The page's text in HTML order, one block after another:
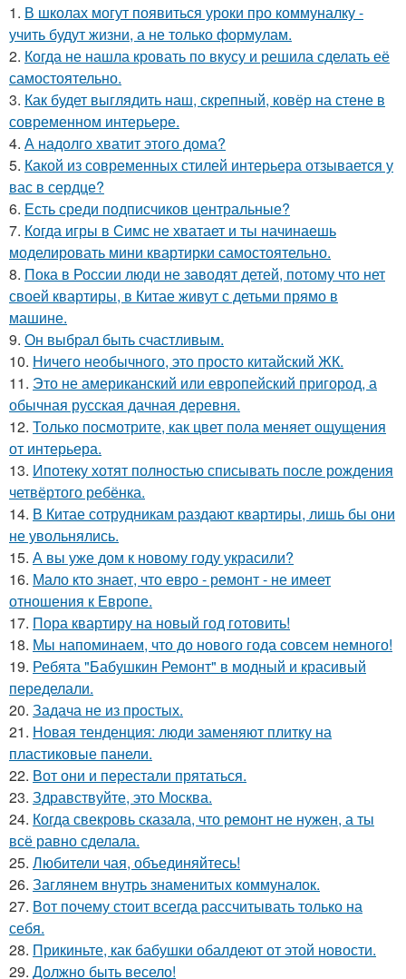
1. В школах могут появиться уроки про коммуналку -
учить будут жизни, а не только формулам.
2. Когда не нашла кровать по вкусу и решила сделать её
самостоятельно.
3. Как будет выглядить наш, скрепный, ковёр на стене в
современном интерьере.
4. А надолго хватит этого дома?
5. Какой из современных стилей интерьера отзывается у
вас в сердце?
6. Есть среди подписчиков центральные?
7. Когда игры в Симс не хватает и ты начинаешь
моделировать мини квартирки самостоятельно.
8. Пока в России люди не заводят детей, потому что нет
своей квартиры, в Китае живут с детьми прямо в
машине.
9. Он выбрал быть счастливым.
10. Ничего необычного, это просто китайский ЖК.
11. Это не американский или европейский пригород, а
обычная русская дачная деревня.
12. Только посмотрите, как цвет пола меняет ощущения
от интерьера.
13. Ипотеку хотят полностью списывать после рождения
четвёртого ребёнка.
14. В Китае сотрудникам раздают квартиры, лишь бы они
не увольнялись.
15. А вы уже дом к новому году украсили?
16. Мало кто знает, что евро - ремонт - не имеет
отношения к Европе.
17. Пора квартиру на новый год готовить!
18. Мы напоминаем, что до нового года совсем немного!
19. Ребята "Бабушкин Ремонт" в модный и красивый
переделали.
20. Задача не из простых.
21. Новая тенденция: люди заменяют плитку на
пластиковые панели.
22. Вот они и перестали прятаться.
23. Здравствуйте, это Москва.
24. Когда свекровь сказала, что ремонт не нужен, а ты
всё равно сделала.
25. Любители чая, объединяйтесь!
26. Заглянем внутрь знаменитых коммуналок.
27. Вот почему стоит всегда рассчитывать только на
себя.
28. Прикиньте, как бабушки обалдеют от этой новости.
29. Должно быть весело!